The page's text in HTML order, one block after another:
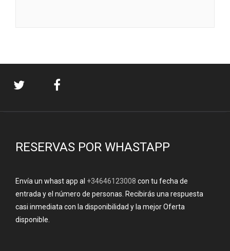
RESERVAS POR WHASTAPP
Envía un whast app al +34646123008 con tu fecha de
entrada y el número de personas. Recibirás una respuesta
casi inmediata con la disponibilidad y la mejor Oferta
disponible.